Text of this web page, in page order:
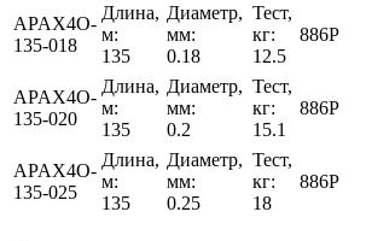
APAX4O-
135-018
Длина,
м:
135
Диаметр,
мм:
0.18
Тест,
кг:
12.5
886Р
APAX4O-
135-020
Длина,
м:
135
Диаметр,
мм:
0.2
Тест,
кг:
15.1
886Р
APAX4O-
135-025
Длина,
м:
135
Диаметр,
мм:
0.25
Тест,
кг:
18
886Р